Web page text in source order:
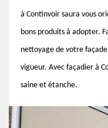
à Continvoir saura vous
bons produits à adopter.
nettoyage de votre
vigueur. Avec façadier à
saine et étanche.